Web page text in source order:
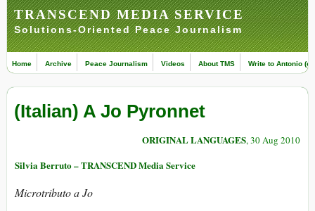
TRANSCEND MEDIA SERVICE
Solutions-Oriented Peace Journalism
Home Archive Peace Journalism Videos About TMS Write to Antonio
(Italian) A Jo Pyronnet
ORIGINAL LANGUAGES, 30 Aug 2010
Silvia Berruto – TRANSCEND Media Service
Microtributo a Jo